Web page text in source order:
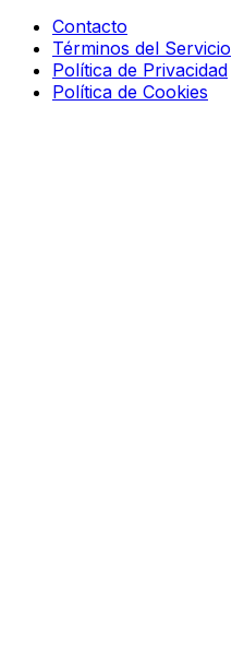
Contacto
Términos del Servicio
Política de Privacidad
Política de Cookies